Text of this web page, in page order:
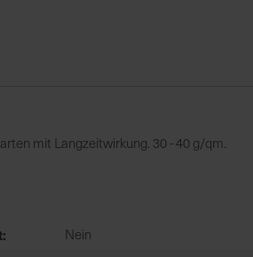
mit Langzeitwirkung. 30 - 40 g/qm.
Nein